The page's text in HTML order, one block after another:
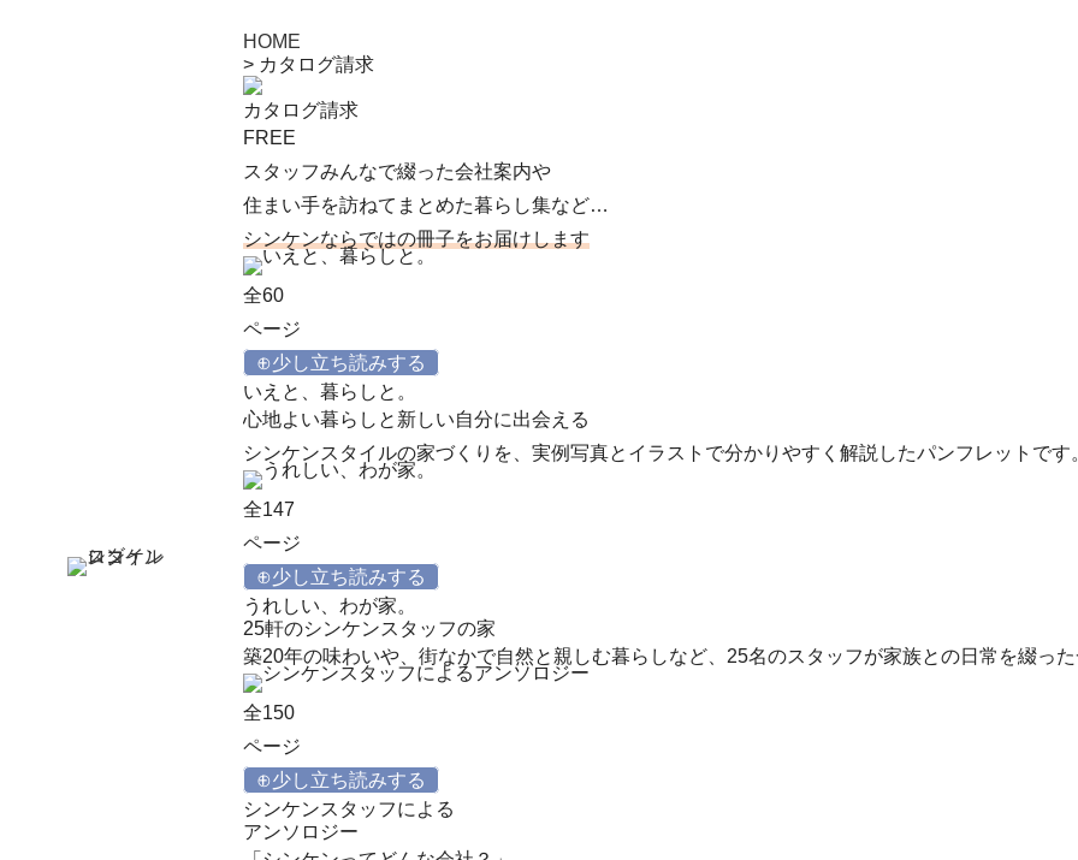
HOME
> カタログ請求
カタログ請求
FREE
スタッフみんなで綴った会社案内や
住まい手を訪ねてまとめた暮らし集など…
シンケンならではの冊子をお届けします
全60
ページ
⊕少し立ち読みする
いえと、暮らしと。
心地よい暮らしと新しい自分に出会える
シンケンスタイルの家づくりを、実例写真とイラストで分かりやすく解説したパンフレットです
全147
ページ
⊕少し立ち読みする
うれしい、わが家。
25軒のシンケンスタッフの家
築20年の味わいや、街なかで自然と親しむ暮らしなど、25名のスタッフが家族との日常を綴った
全150
ページ
⊕少し立ち読みする
シンケンスタッフによる
アンソロジー